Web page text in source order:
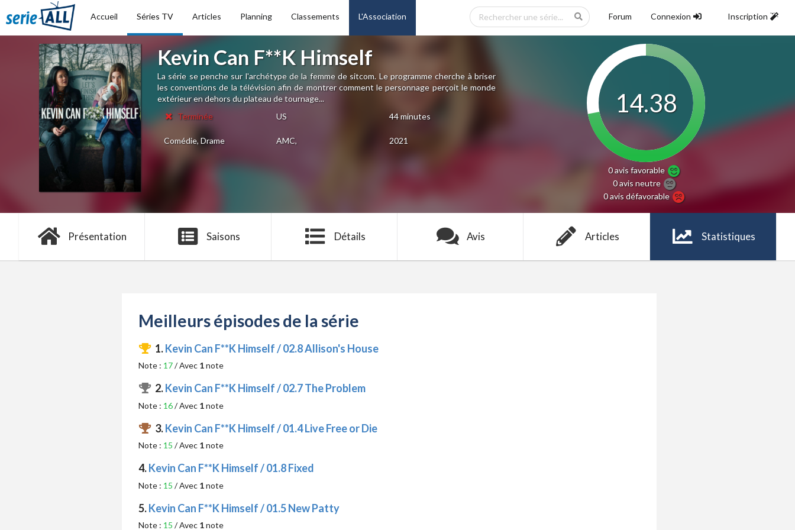
Accueil Séries TV Articles Planning Classements L'Association Forum Connexion Inscription
Kevin Can F**K Himself
La série se penche sur l'archétype de la femme de sitcom. Le programme cherche à briser
les conventions de la télévision afin de montrer comment le personnage perçoit le monde
extérieur en dehors du plateau de tournage...
Terminée
US 44 minutes
Comédie, Drame AMC, 2021
14.38
0 avisfavorable
0 avisneutre
0 avisdéfavorable
Présentation Saisons Détails Avis Articles Statistiques
Meilleurs épisodes de la série
1.Kevin Can F**K Himself / 02.8 Allison's House
Note : 17/ Avec 1note
2.Kevin Can F**K Himself / 02.7 The Problem
Note : 16/ Avec 1note
3.Kevin Can F**K Himself / 01.4 Live Free or Die
Note : 15 / Avec 1note
4.Kevin Can F**K Himself / 01.8 Fixed
Note : 15 / Avec 1note
5.Kevin Can F**K Himself / 01.5 New Patty
Note : 15 / Avec 1note